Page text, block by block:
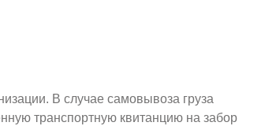
В случае самовывоза груза
транспортную квитанцию на забор